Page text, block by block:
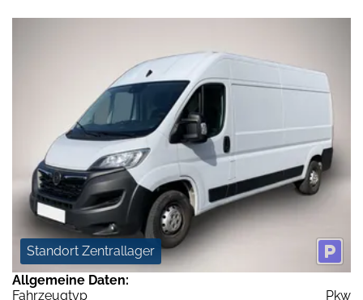
Standort Zentrallager
Allgemeine Daten:
Fahrzeugtyp
Pkw